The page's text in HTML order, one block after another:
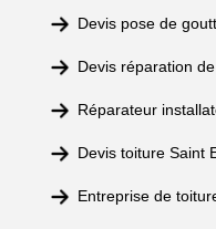
Devis pose de
Devis réparation
Réparateur
Devis toiture Saint
Entreprise de